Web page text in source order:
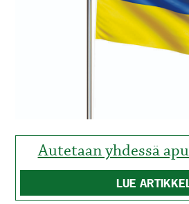
HISTORIA
ALLMÄN
Autetaan yhdessä
LUE